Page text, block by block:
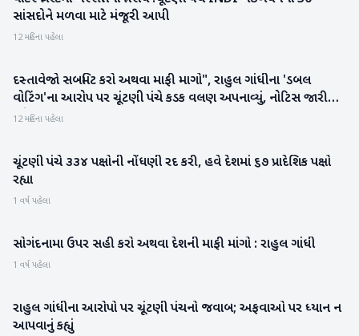
સાંસદોને મળવા માટે મંજૂરી આપી
12 મહિના પહેલા
રાષ્ટ્રીય
દસ્તાવેજો સબમિટ કરો અથવા માફી માગો", રાહુલ ગાંધીના 'ડબલ
વોટિંગ'ના આરોપ પર ચૂંટણી પંચે કડક વલણ અપનાવ્યું, નોટિસ જારી
કરી
12 મહિના પહેલા
રાષ્ટ્રીય
ચૂંટણી પંચે ૩૩૪ પક્ષોની નોંધણી રદ કરી, હવે દેશમાં ૬૭ પ્રાદેશિક પક્ષો
રહ્યા
1 વર્ષ પહેલા
રાષ્ટ્રીય
સોગંદનામા ઉપર સહી કરો અથવા દેશની માફી માંગો : રાહુલ ગાંધી
1 વર્ષ પહેલા
રાજકારણ
રાહુલ ગાંધીના આરોપો પર ચૂંટણી પંચનો જવાબ; અફવાઓ પર ધ્યાન ન
આપવાનું કહ્યું